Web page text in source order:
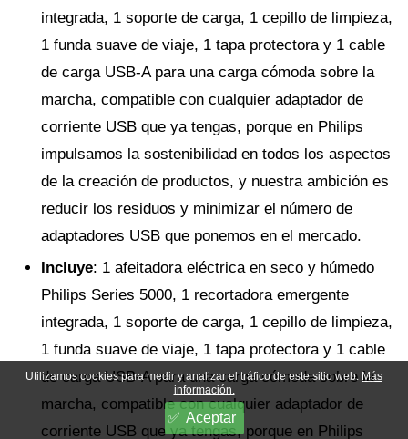
integrada, 1 soporte de carga, 1 cepillo de limpieza,
1 funda suave de viaje, 1 tapa protectora y 1 cable
de carga USB-A para una carga cómoda sobre la
marcha, compatible con cualquier adaptador de
corriente USB que ya tengas, porque en Philips
impulsamos la sostenibilidad en todos los aspectos
de la creación de productos, y nuestra ambición es
reducir los residuos y minimizar el número de
adaptadores USB que ponemos en el mercado.
Incluye: 1 afeitadora eléctrica en seco y húmedo
Philips Series 5000, 1 recortadora emergente
integrada, 1 soporte de carga, 1 cepillo de limpieza,
1 funda suave de viaje, 1 tapa protectora y 1 cable
de carga USB-A para una carga cómoda sobre la
marcha, compatible con cualquier adaptador de
corriente USB que ya tengas, porque en Philips
Utilizamos cookies para medir y analizar el tráfico de este sitio web. Más
información.
Aceptar